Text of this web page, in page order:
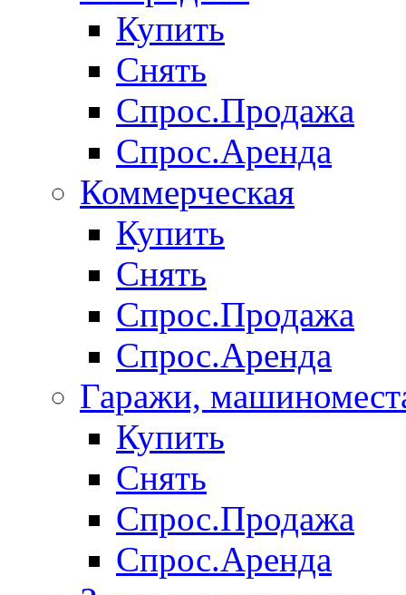
Купить
Снять
Спрос.Продажа
Спрос.Аренда
Коммерческая
Купить
Снять
Спрос.Продажа
Спрос.Аренда
Гаражи,
Купить
Снять
Спрос.Продажа
Спрос.Аренда